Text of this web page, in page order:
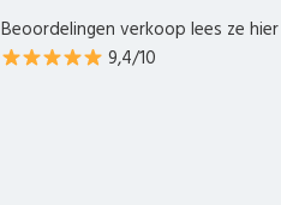
Beoordelingen verkoop lees ze hier
9,4/10